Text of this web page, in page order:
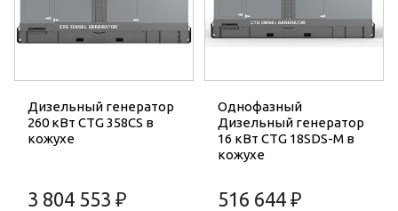
Дизельный генератор
260 кВт CTG 358CS в
кожухе
3 804 553 ₽
Однофазный
Дизельный генератор
16 кВт CTG 18SDS-M в
кожухе
516 644 ₽